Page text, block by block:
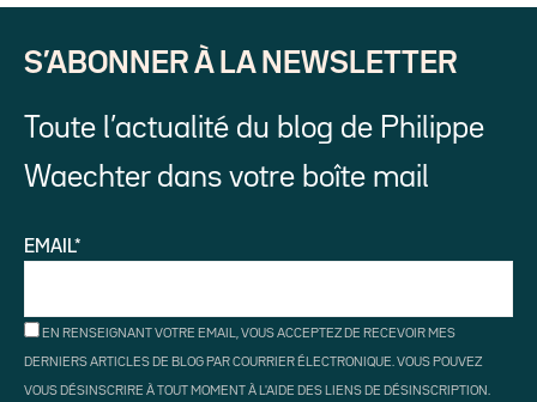
S’ABONNER À LA NEWSLETTER
Toute l’actualité du blog de Philippe
Waechter dans votre boîte mail
EMAIL*
EN RENSEIGNANT VOTRE EMAIL, VOUS ACCEPTEZ DE RECEVOIR MES
DERNIERS ARTICLES DE BLOG PAR COURRIER ÉLECTRONIQUE. VOUS POUVEZ
VOUS DÉSINSCRIRE À TOUT MOMENT À L'AIDE DES LIENS DE DÉSINSCRIPTION.